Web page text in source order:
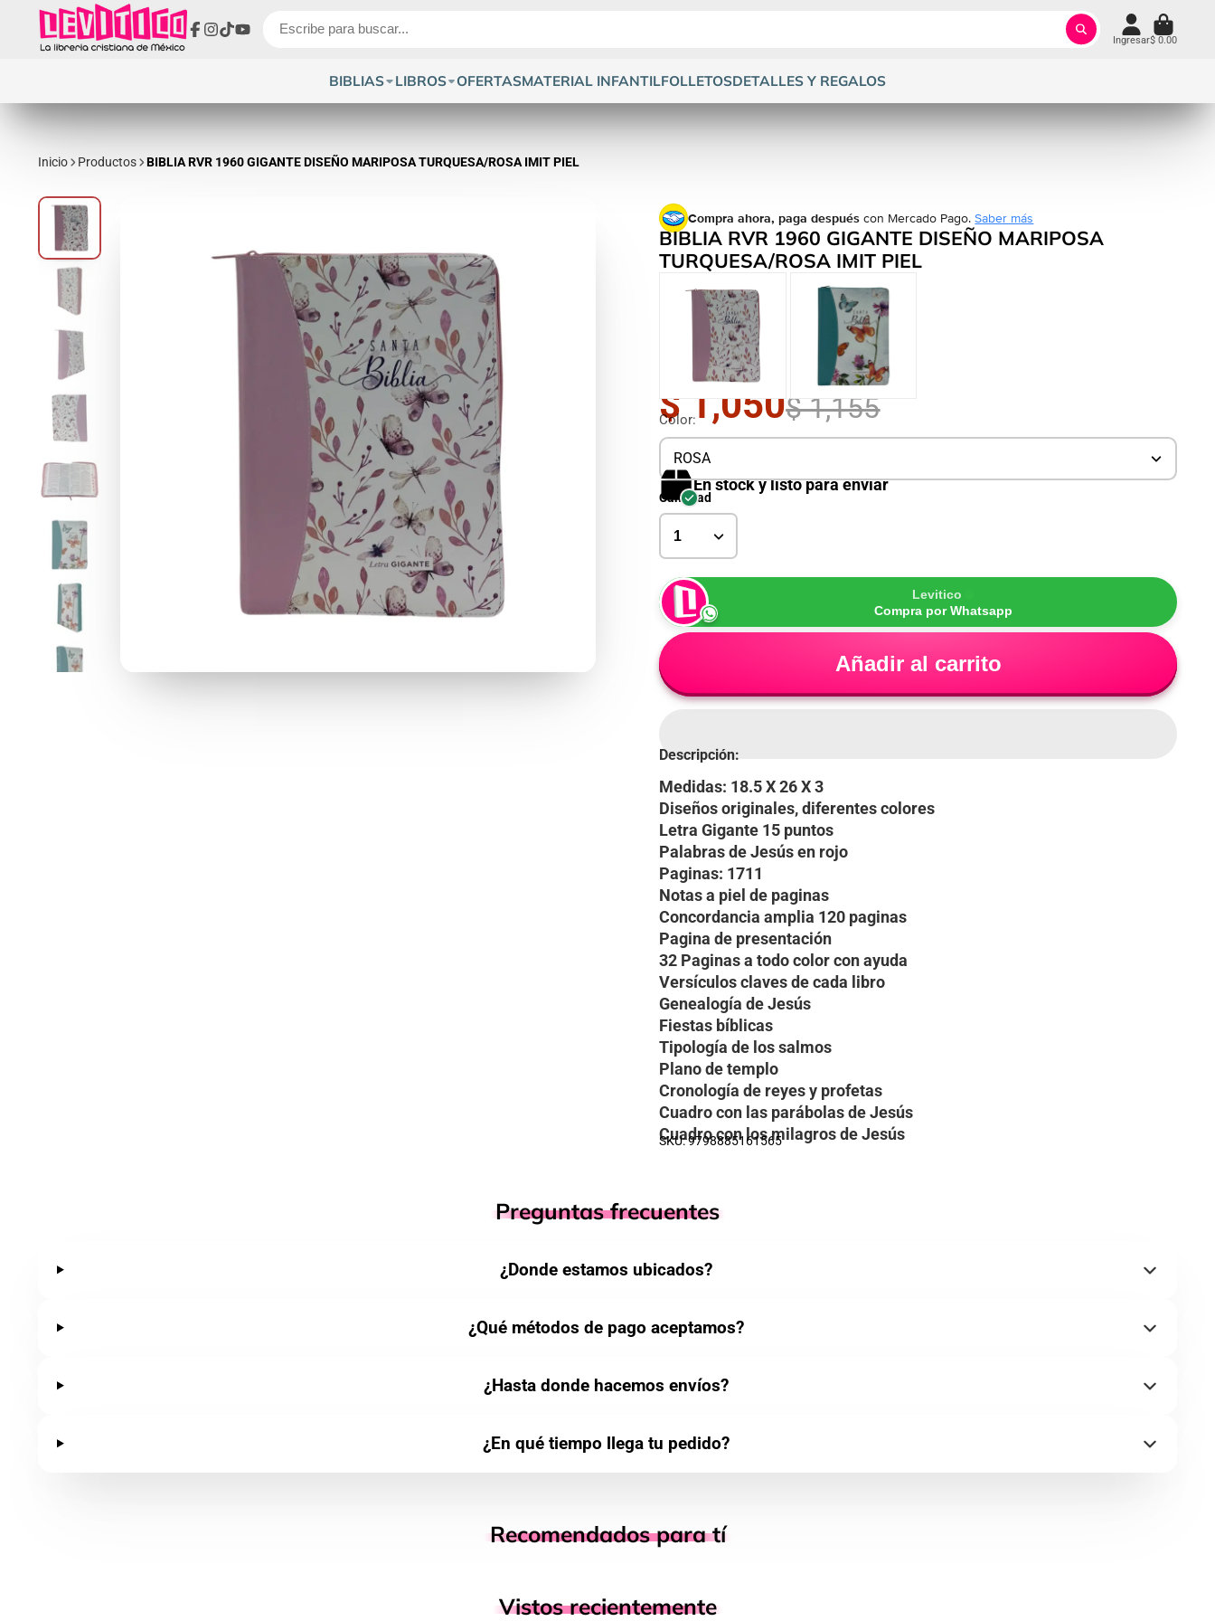
Ingresar$ 0.00
BIBLIAS LIBROS OFERTASMATERIAL INFANTILFOLLETOSDETALLES Y REGALOS
Inicio Productos BIBLIA RVR 1960 GIGANTE DISEÑO MARIPOSA TURQUESA/ROSA IMIT PIEL
Compra ahora, paga después con Mercado Pago.Saber más
BIBLIA RVR 1960 GIGANTE DISEÑO MARIPOSA
TURQUESA/ROSA IMIT PIEL
$ 1,050$ 1,155
Color:
ROSA
En stock y listo para enviar
Cantidad
Levitico
Compra por Whatsapp
Añadir al carrito
Descripción:
Medidas: 18.5 X 26 X 3
Diseños originales, diferentes colores
Letra Gigante 15 puntos
Palabras de Jesús en rojo
Paginas: 1711
Notas a piel de paginas
Concordancia amplia 120 paginas
Pagina de presentación
32 Paginas a todo color con ayuda
Versículos claves de cada libro
Genealogía de Jesús
Fiestas bíblicas
Tipología de los salmos
Plano de templo
Cronología de reyes y profetas
Cuadro con las parábolas de Jesús
Cuadro con los milagros de Jesús
SKU: 9798885161565
Preguntas frecuentes
¿Donde estamos ubicados?
¿Qué métodos de pago aceptamos?
¿Hasta donde hacemos envíos?
¿En qué tiempo llega tu pedido?
Recomendados para tí
Vistos recientemente